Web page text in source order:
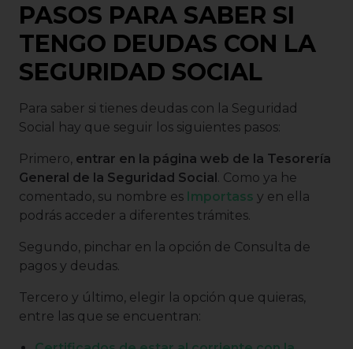
PASOS PARA SABER SI
TENGO DEUDAS CON LA
SEGURIDAD SOCIAL
Para saber si tienes deudas con la Seguridad
Social hay que seguir los siguientes pasos:
Primero, entrar en la página web de la Tesorería
General de la Seguridad Social. Como ya he
comentado, su nombre es Importass y en ella
podrás acceder a diferentes trámites.
Segundo, pinchar en la opción de Consulta de
pagos y deudas.
Tercero y último, elegir la opción que quieras,
entre las que se encuentran: